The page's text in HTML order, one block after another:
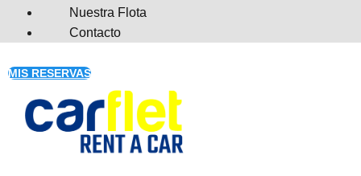
Nuestra Flota
Contacto
MIS RESERVAS